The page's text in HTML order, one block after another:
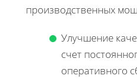
производственных
Улучшение
счет
оперативного